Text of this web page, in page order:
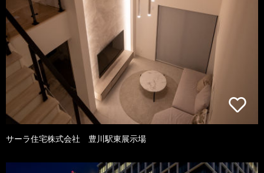
サーラ住宅株式会社 豊川駅東展示場